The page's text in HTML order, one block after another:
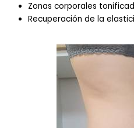
Zonas corporales
Recuperación de la